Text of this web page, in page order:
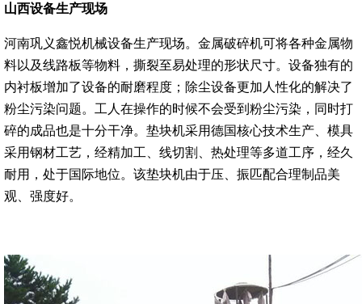
山西设备生产现场
河南巩义鑫悦机械设备生产现场。金属破碎机可将各种金属物
料以及线路板等物料，撕裂至易处理的形状尺寸。设备独有的
内衬板增加了设备的耐磨程度；除尘设备更加人性化的解决了
粉尘污染问题。工人在操作的时候不会受到粉尘污染，同时打
碎的成品也是十分干净。垫块机采用德国核心技术生产、模具
采用钢材工艺，经精加工、线切割、热处理等多道工序，经久
耐用，处于国际地位。该垫块机由于压、振匹配合理制品美
观、强度好。